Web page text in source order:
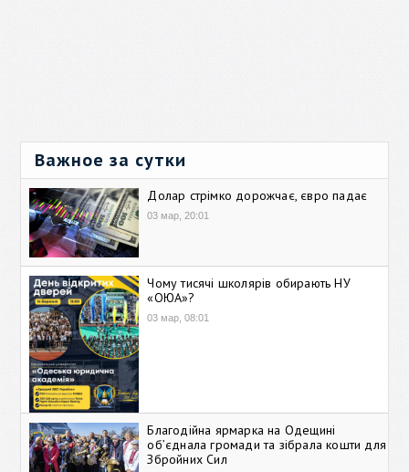
Важное за сутки
Долар стрімко дорожчає, євро падає
03 мар, 20:01
Чому тисячі школярів обирають НУ
«ОЮА»?
03 мар, 08:01
Благодійна ярмарка на Одещині
об’єднала громади та зібрала кошти для
Збройних Сил